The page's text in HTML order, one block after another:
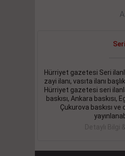
Hürriyet gazetesi Seri
zayi ilanı, vasıta ilanı
Hürriyet gazetesi seri
baskısı, Ankara baskısı,
Çukurova baskısı ve
Detaylı Bilgi